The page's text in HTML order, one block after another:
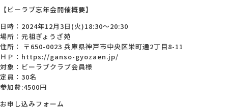
【ビーラブ忘年会開催概要】
日時：2024年12月3日(火)18:30～20:30
場所：元祖ぎょうざ苑
住所： 〒650-0023 兵庫県神戸市中央区栄町通2丁目8-11
ＨＰ：https://ganso-gyozaen.jp/
対象：ビーラブクラブ会員様
定員：30名
参加費:4500円
お申し込みフォーム